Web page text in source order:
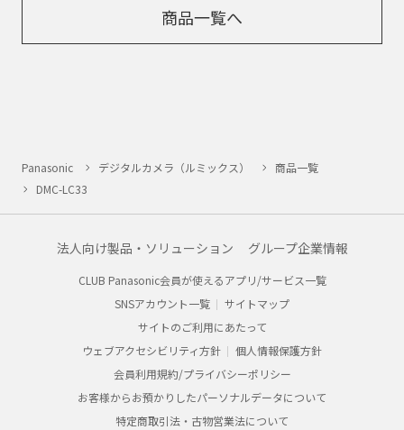
商品一覧へ
Panasonic デジタルカメラ（ルミックス）
商品一覧
DMC-LC33
法人向け製品・ソリューション グループ企業情報
CLUB Panasonic会員が使えるアプリ/サービス一覧
SNSアカウント一覧
サイトマップ
サイトのご利用にあたって
ウェブアクセシビリティ方針
個人情報保護方針
会員利用規約/プライバシーポリシー
お客様からお預かりしたパーソナルデータについて
特定商取引法・古物営業法について